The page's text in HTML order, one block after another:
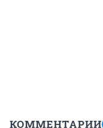
КОММЕНТАРИИ